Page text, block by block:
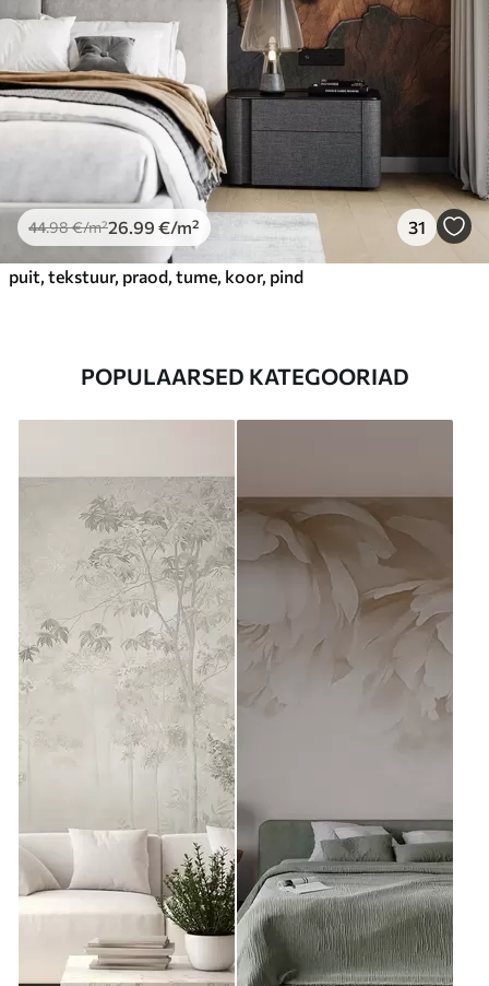
44.98€/m²26.99 €/m² 31
puit, tekstuur, praod, tume, koor, pind
POPULAARSED KATEGOORIAD